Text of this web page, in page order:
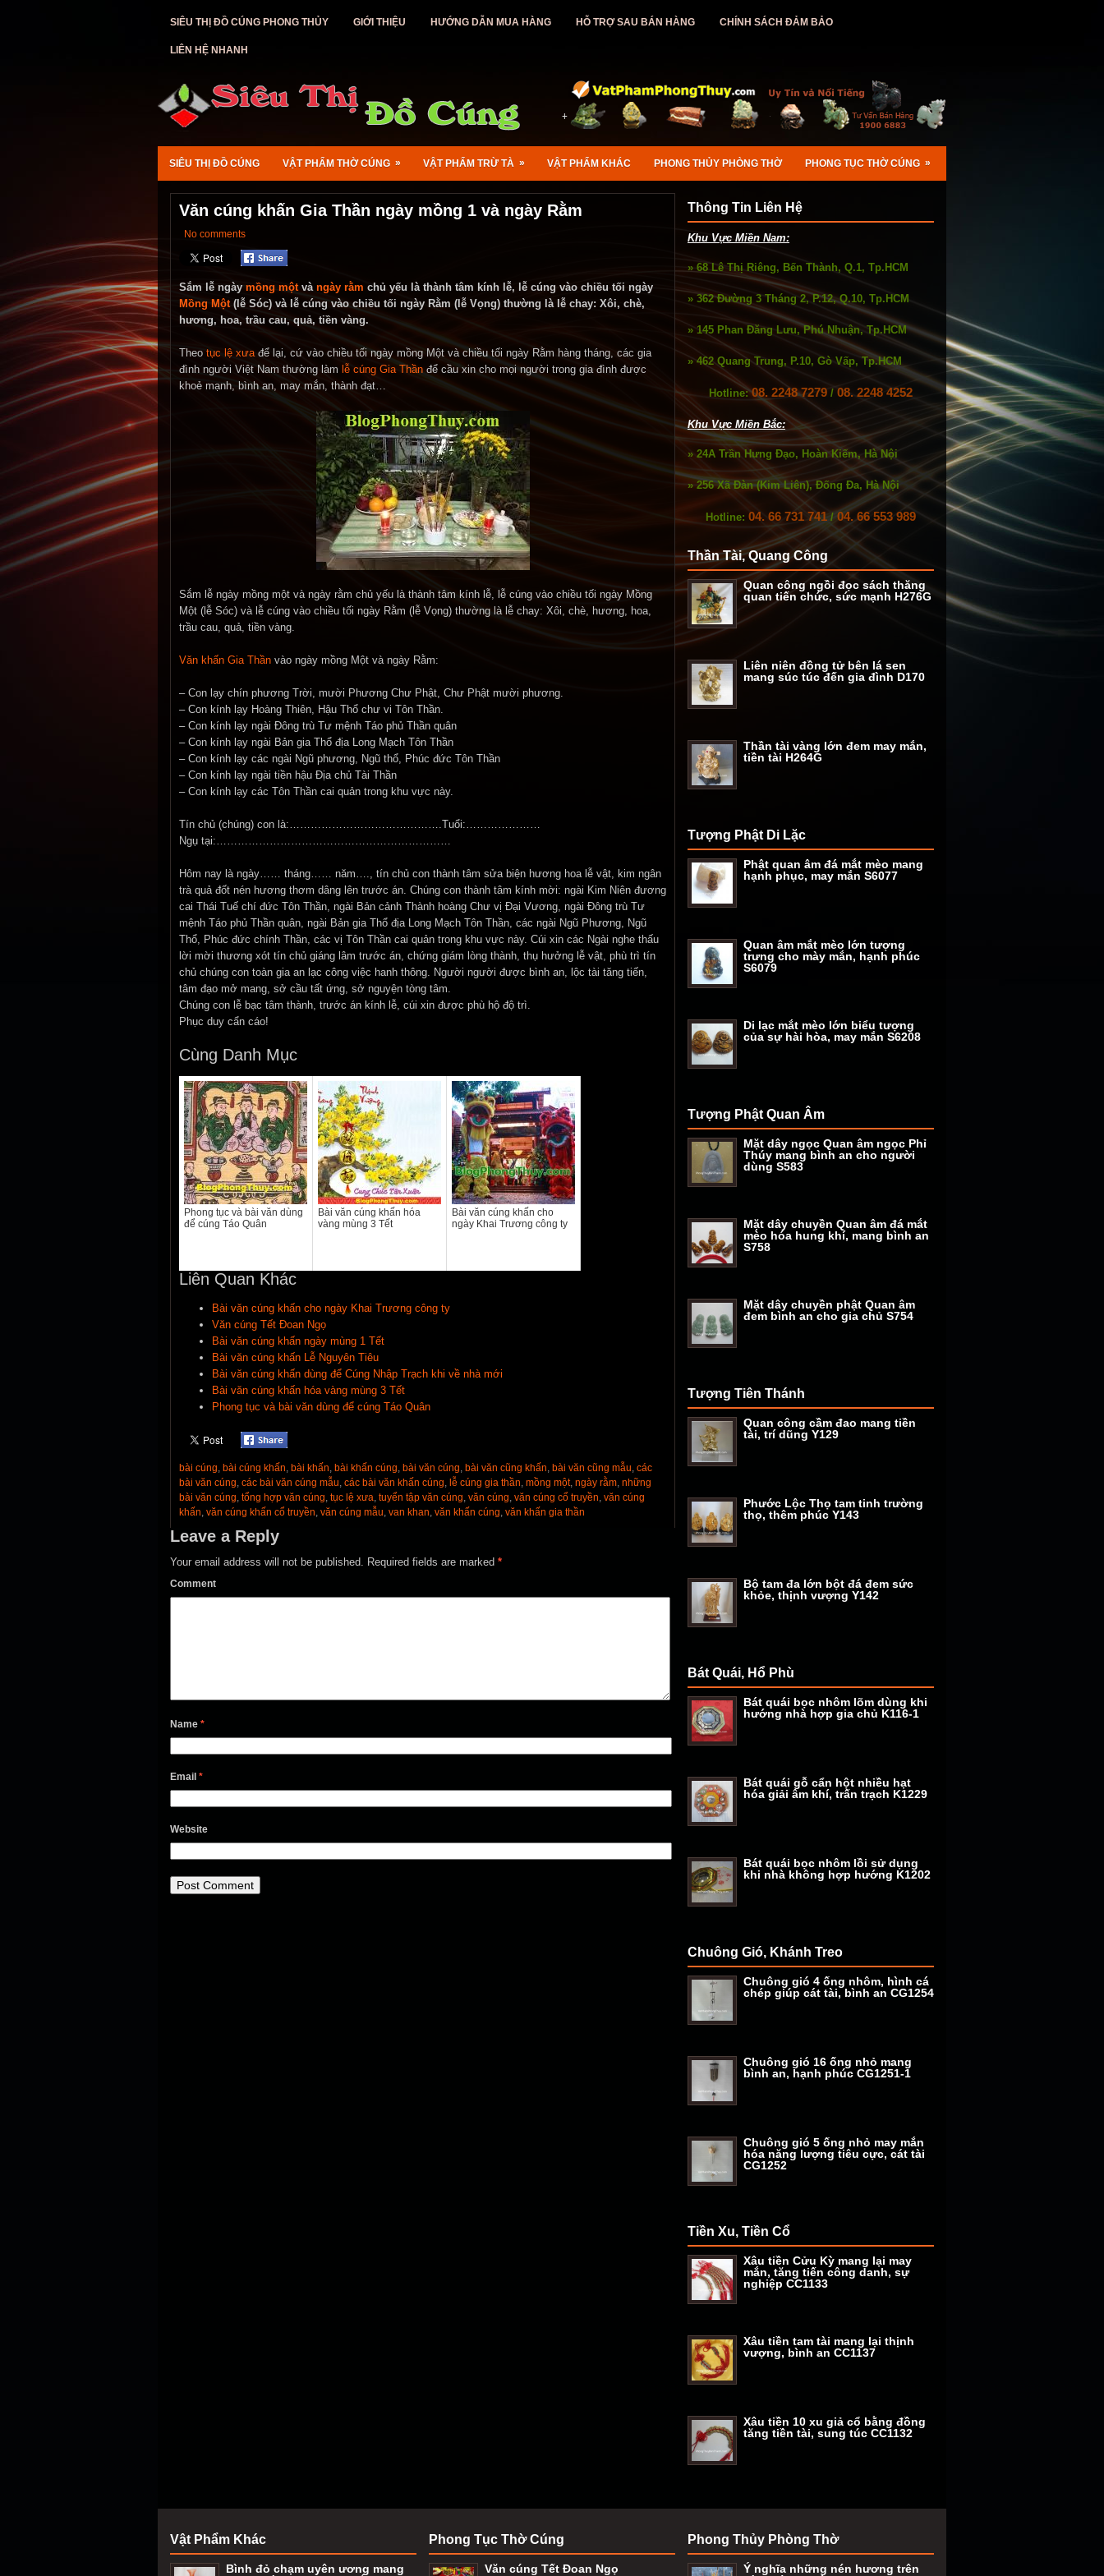
SIÊU THỊ ĐỒ CÚNG PHONG THỦY GIỚI THIỆU HƯỚNG DẪN MUA HÀNG HỖ TRỢ SAU BÁN HÀNG CHÍNH SÁCH ĐẢM BẢO
LIÊN HỆ NHANH
SIÊU THỊ ĐỒ CÚNG VẬT PHẨM THỜ CÚNG » VẬT PHẨM TRỪ TÀ » VẬT PHẨM KHÁC PHONG THỦY PHÒNG THỜ PHONG TỤC THỜ CÚNG »
Văn cúng khấn Gia Thần ngày mồng 1 và ngày Rằm
No comments
Sắm lễ ngày mồng mộtvà ngày rằm chủ yếu là thành tâm kính lễ, lễ cúng vào chiều tối ngày
Mồng Một(lễ Sóc) và lễ cúng vào chiều tối ngày Rằm (lễ Vọng) thường là lễ chay: Xôi, chè,
hương, hoa, trầu cau, quả, tiền vàng.
Theo tục lệ xưa để lại, cứ vào chiều tối ngày mồng Một và chiều tối ngày Rằm hàng tháng, các gia
đình người Việt Nam thường làm lễ cúng Gia Thần để cầu xin cho mọi người trong gia đình được
khoẻ mạnh, bình an, may mắn, thành đạt…
Sắm lễ ngày mồng một và ngày rằm chủ yếu là thành tâm kính lễ, lễ cúng vào chiều tối ngày Mồng
Một (lễ Sóc) và lễ cúng vào chiều tối ngày Rằm (lễ Vọng) thường là lễ chay: Xôi, chè, hương, hoa,
trầu cau, quả, tiền vàng.
Văn khấn Gia Thần vào ngày mồng Một và ngày Rằm:
– Con lạy chín phương Trời, mười Phương Chư Phật, Chư Phật mười phương.
– Con kính lạy Hoàng Thiên, Hậu Thổ chư vi Tôn Thần.
– Con kính lạy ngài Đông trù Tư mệnh Táo phủ Thần quân
– Con kính lạy ngài Bản gia Thổ địa Long Mạch Tôn Thần
– Con kính lạy các ngài Ngũ phương, Ngũ thổ, Phúc đức Tôn Thần
– Con kính lạy ngài tiền hậu Địa chủ Tài Thần
– Con kính lạy các Tôn Thần cai quản trong khu vực này.
Tín chủ (chúng) con là:…………………………………….Tuổi:…………………
Ngụ tại:…………………………………………………………
Hôm nay là ngày…… tháng…… năm…., tín chủ con thành tâm sửa biện hương hoa lễ vật, kim ngân
trà quả đốt nén hương thơm dâng lên trước án. Chúng con thành tâm kính mời: ngài Kim Niên đương
cai Thái Tuế chí đức Tôn Thần, ngài Bản cảnh Thành hoàng Chư vị Đại Vương, ngài Đông trù Tư
mệnh Táo phủ Thần quân, ngài Bản gia Thổ địa Long Mạch Tôn Thần, các ngài Ngũ Phương, Ngũ
Thổ, Phúc đức chính Thần, các vị Tôn Thần cai quản trong khu vực này. Cúi xin các Ngài nghe thấu
lời mời thương xót tín chủ giáng lâm trước án, chứng giám lòng thành, thụ hưởng lễ vật, phù trì tín
chủ chúng con toàn gia an lạc công việc hanh thông. Người người được bình an, lộc tài tăng tiến,
tâm đạo mở mang, sở cầu tất ứng, sở nguyện tòng tâm.
Chúng con lễ bạc tâm thành, trước án kính lễ, cúi xin được phù hộ độ trì.
Phục duy cẩn cáo!
Cùng Danh Mục
Phong tục và bài văn dùng
để cúng Táo Quân
Bài văn cúng khấn hóa
vàng mùng 3 Tết
Bài văn cúng khấn cho
ngày Khai Trương công ty
Liên Quan Khác
Bài văn cúng khấn cho ngày Khai Trương công ty
Văn cúng Tết Đoan Ngọ
Bài văn cúng khấn ngày mùng 1 Tết
Bài văn cúng khấn Lễ Nguyên Tiêu
Bài văn cúng khấn dùng để Cúng Nhập Trạch khi về nhà mới
Bài văn cúng khấn hóa vàng mùng 3 Tết
Phong tục và bài văn dùng để cúng Táo Quân
bài cúng, bài cúng khấn, bài khấn, bài khấn cúng, bài văn cúng, bài văn cũng khấn, bài văn cũng mẫu, các
bài văn cúng, các bài văn cúng mẫu, các bài văn khấn cúng, lễ cúng gia thần, mồng một, ngày rằm, những
bài văn cúng, tổng hợp văn cúng, tục lệ xưa, tuyển tập văn cúng, văn cúng, văn cúng cổ truyền, văn cúng
khấn, văn cúng khấn cổ truyền, văn cúng mẫu, van khan, văn khấn cúng, văn khấn gia thần
Leave a Reply
Your email address will not be published. Required fields are marked *
Comment
Name *
Email *
Website
Thông Tin Liên Hệ
Khu Vực Miền Nam:
» 68 Lê Thị Riêng, Bến Thành, Q.1, Tp.HCM
» 362 Đường 3 Tháng 2, P.12, Q.10, Tp.HCM
» 145 Phan Đăng Lưu, Phú Nhuận, Tp.HCM
» 462 Quang Trung, P.10, Gò Vấp, Tp.HCM
Hotline:08. 2248 7279 / 08. 2248 4252
Khu Vực Miền Bắc:
» 24A Trần Hưng Đạo, Hoàn Kiếm, Hà Nội
» 256 Xã Đàn (Kim Liên), Đống Đa, Hà Nội
Hotline: 04. 66 731 741/04. 66 553 989
Thần Tài, Quang Công
Quan công ngồi đọc sách thăng
quan tiến chức, sức mạnh H276G
Liên niên đồng tử bên lá sen
mang súc túc đến gia đình D170
Thần tài vàng lớn đem may mắn,
tiền tài H264G
Tượng Phật Di Lặc
Phật quan âm đá mắt mèo mang
hạnh phục, may mắn S6077
Quan âm mắt mèo lớn tượng
trưng cho mày mắn, hạnh phúc
S6079
Di lạc mắt mèo lớn biểu tượng
của sự hài hòa, may mắn S6208
Tượng Phật Quan Âm
Mặt dây ngọc Quan âm ngọc Phỉ
Thúy mang bình an cho người
dùng S583
Mặt dây chuyền Quan âm đá mắt
mèo hóa hung khí, mang bình an
S758
Mặt dây chuyền phật Quan âm
đem bình an cho gia chủ S754
Tượng Tiên Thánh
Quan công cầm đao mang tiền
tài, trí dũng Y129
Phước Lộc Thọ tam tinh trường
thọ, thêm phúc Y143
Bộ tam đa lớn bột đá đem sức
khỏe, thịnh vượng Y142
Bát Quái, Hổ Phù
Bát quái bọc nhôm lõm dùng khi
hướng nhà hợp gia chủ K116-1
Bát quái gỗ cẩn hột nhiều hạt
hóa giải âm khí, trấn trạch K1229
Bát quái bọc nhôm lồi sử dụng
khi nhà không hợp hướng K1202
Chuông Gió, Khánh Treo
Chuông gió 4 ống nhôm, hình cá
chép giúp cát tài, bình an CG1254
Chuông gió 16 ống nhỏ mang
bình an, hạnh phúc CG1251-1
Chuông gió 5 ống nhỏ may mắn
hóa năng lượng tiêu cực, cát tài
CG1252
Tiền Xu, Tiền Cổ
Xâu tiền Cửu Kỳ mang lại may
mắn, tăng tiến công danh, sự
nghiệp CC1133
Xâu tiền tam tài mang lại thịnh
vượng, bình an CC1137
Xâu tiền 10 xu giả cổ bằng đồng
tăng tiền tài, sung túc CC1132
Vật Phẩm Khác
Bình đỏ chạm uyên ương mang
Phong Tục Thờ Cúng
Văn cúng Tết Đoan Ngọ
Phong Thủy Phòng Thờ
Ý nghĩa những nén hương trên